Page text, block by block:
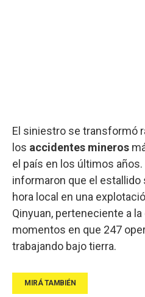
El siniestro se transformó
los accidentes mineros
el país en los últimos
informaron que el estallido
hora local en una
Qinyuan, perteneciente a
momentos en que 247
trabajando bajo tierra.